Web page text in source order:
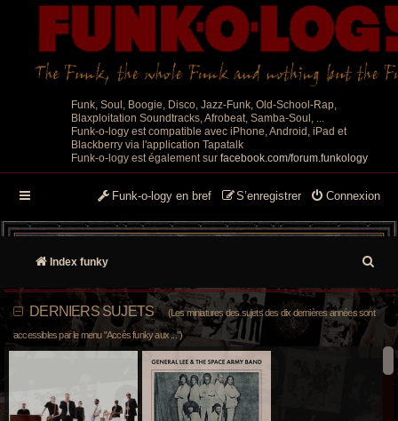
Funk, Soul, Boogie, Disco, Jazz-Funk, Old-School-Rap,
Blaxploitation Soundtracks, Afrobeat, Samba-Soul, ...
Funk-o-logy est compatible avec iPhone, Android, iPad et
Blackberry via l'application Tapatalk
Funk-o-logy est également sur facebook.com/forum.funkology
Connexion
S’enregistrer
Funk-o-logy en bref
Index funky
e
DERNIERS SUJETS(Les miniatures des sujets des dix dernières années sont
accessibles par le menu "Accès funky aux ...")